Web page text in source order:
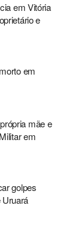
em Vitória
e
em
mãe e
em
golpes